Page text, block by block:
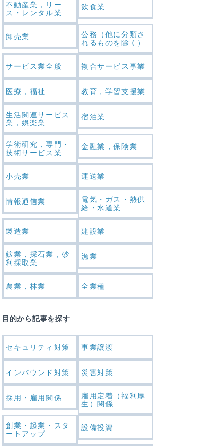
不動産業，リー
ス・レンタル業
飲食業
卸売業
公務（他に分類さ
れるものを除く）
サービス業全般 複合サービス事業
医療，福祉 教育，学習支援業
生活関連サービス
業，娯楽業
宿泊業
学術研究，専門・
技術サービス業
金融業，保険業
小売業 運送業
情報通信業
電気・ガス・熱供
給・水道業
製造業 建設業
鉱業，採石業，砂
利採取業
漁業
農業，林業 全業種
目的から記事を探す
セキュリティ対策 事業譲渡
インバウンド対策 災害対策
採用・雇用関係
雇用定着（福利厚
生）関係
創業・起業・スタ
ートアップ
設備投資